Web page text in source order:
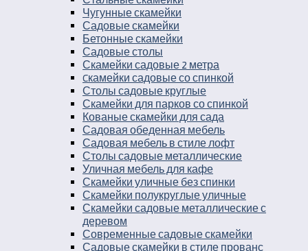
Чугунные скамейки
Садовые скамейки
Бетонные скамейки
Садовые столы
Скамейки садовые 2 метра
Cкамейки садовые со спинкой
Столы садовые круглые
Скамейки для парков со спинкой
Кованые скамейки для сада
Садовая обеденная мебель
Садовая мебель в стиле лофт
Столы садовые металлические
Уличная мебель для кафе
Скамейки уличные без спинки
Скамейки полукруглые уличные
Скамейки садовые металлические с
деревом
Современные садовые скамейки
Садовые скамейки в стиле прованс